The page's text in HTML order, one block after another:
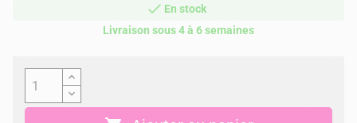
En stock
Livraison sous 4 à 6 semaines